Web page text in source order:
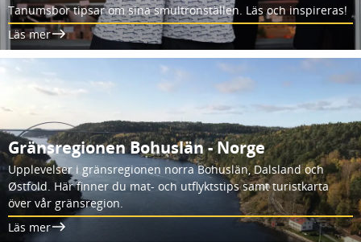
Tanumsbor tipsar om sina smultronställen. Läs och inspireras!
Läs mer
Gränsregionen Bohuslän - Norge
Upplevelser i gränsregionen norra Bohuslän, Dalsland och
Østfold. Här finner du mat- och utflyktstips samt turistkarta
över vår gränsregion.
Läs mer